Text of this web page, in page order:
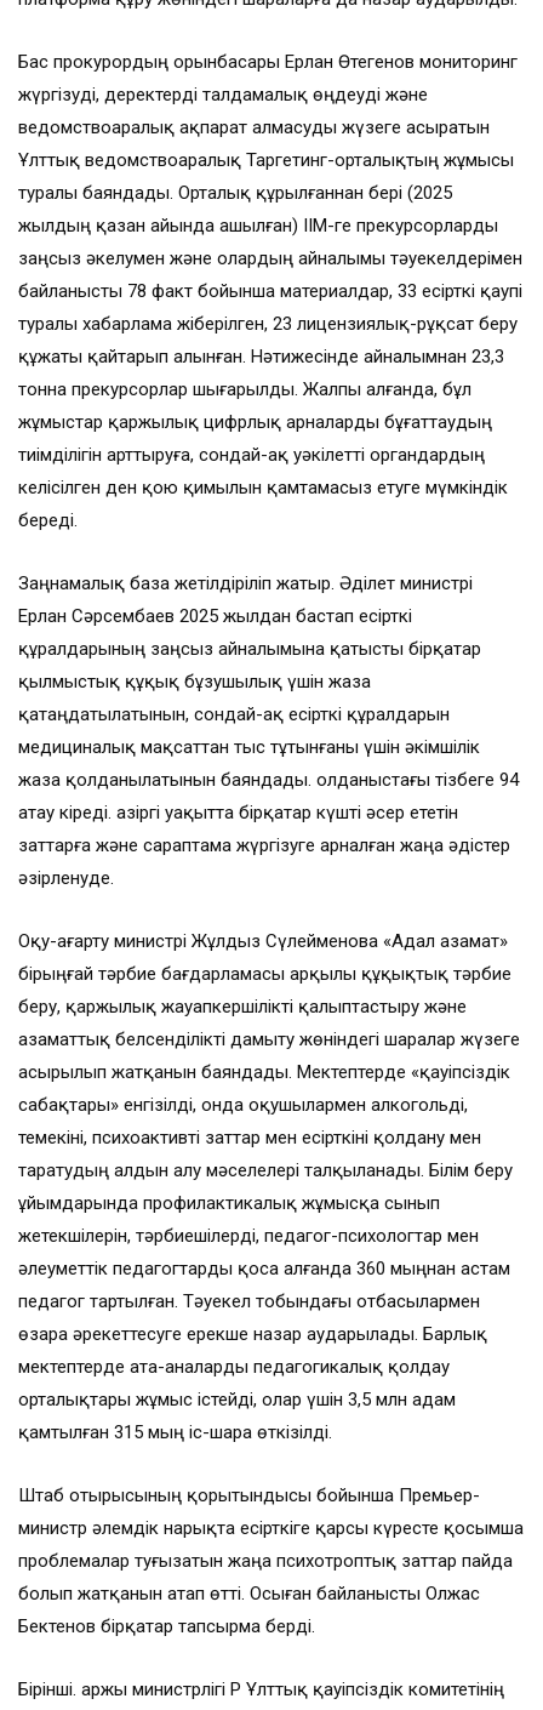
Бас прокурордың орынбасары Ерлан Өтегенов мониторинг
жүргізуді, деректерді талдамалық өңдеуді және
ведомствоаралық ақпарат алмасуды жүзеге асыратын
Ұлттық ведомствоаралық Таргетинг-орталықтың жұмысы
туралы баяндады. Орталық құрылғаннан бері (2025
жылдың қазан айында ашылған) ІІМ-ге прекурсорларды
заңсыз әкелумен және олардың айналымы тәуекелдерімен
байланысты 78 факт бойынша материалдар, 33 есірткі қаупі
туралы хабарлама жіберілген, 23 лицензиялық-рұқсат беру
құжаты қайтарып алынған. Нәтижесінде айналымнан 23,3
тонна прекурсорлар шығарылды. Жалпы алғанда, бұл
жұмыстар қаржылық цифрлық арналарды бұғаттаудың
тиімділігін арттыруға, сондай-ақ уәкілетті органдардың
келісілген ден қою қимылын қамтамасыз етуге мүмкіндік
береді.
Заңнамалық база жетілдіріліп жатыр. Әділет министрі
Ерлан Сәрсембаев 2025 жылдан бастап есірткі
құралдарының заңсыз айналымына қатысты бірқатар
қылмыстық құқық бұзушылық үшін жаза
қатаңдатылатынын, сондай-ақ есірткі құралдарын
медициналық мақсаттан тыс тұтынғаны үшін әкімшілік
жаза қолданылатынын баяндады. Қолданыстағы тізбеге 94
атау кіреді. Қазіргі уақытта бірқатар күшті әсер ететін
заттарға және сараптама жүргізуге арналған жаңа әдістер
әзірленуде.
Оқу-ағарту министрі Жұлдыз Сүлейменова «Адал азамат»
бірыңғай тәрбие бағдарламасы арқылы құқықтық тәрбие
беру, қаржылық жауапкершілікті қалыптастыру және
азаматтық белсенділікті дамыту жөніндегі шаралар жүзеге
асырылып жатқанын баяндады. Мектептерде «қауіпсіздік
сабақтары» енгізілді, онда оқушылармен алкогольді,
темекіні, психоактивті заттар мен есірткіні қолдану мен
таратудың алдын алу мәселелері талқыланады. Білім беру
ұйымдарында профилактикалық жұмысқа сынып
жетекшілерін, тәрбиешілерді, педагог-психологтар мен
әлеуметтік педагогтарды қоса алғанда 360 мыңнан астам
педагог тартылған. Тәуекел тобындағы отбасылармен
өзара әрекеттесуге ерекше назар аударылады. Барлық
мектептерде ата-аналарды педагогикалық қолдау
орталықтары жұмыс істейді, олар үшін 3,5 млн адам
қамтылған 315 мың іс-шара өткізілді.
Штаб отырысының қорытындысы бойынша Премьер-
министр әлемдік нарықта есірткіге қарсы күресте қосымша
проблемалар туғызатын жаңа психотроптық заттар пайда
болып жатқанын атап өтті. Осыған байланысты Олжас
Бектенов бірқатар тапсырма берді.
Бірінші. Қаржы министрлігі ҚР Ұлттық қауіпсіздік комитетінің